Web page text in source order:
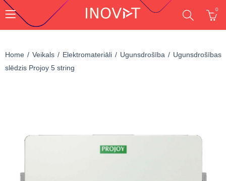
0
Home Veikals Elektromateriāli Ugunsdrošība
Ugunsdrošības
slēdzis Projoy 5 string